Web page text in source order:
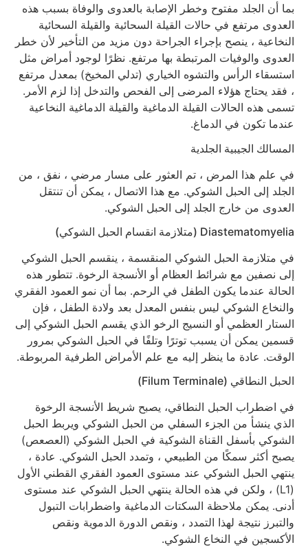
بما أن الجلد مفتوح وخطر الإصابة بالعدوى والوفاة بسبب هذه
العدوى مرتفع في حالات القيلة السحائية والقيلة السحائية
النخاعية ، ينصح بإجراء الجراحة دون مزيد من التأخير لأن خطر
العدوى والوفيات المرتبطة بها مرتفع. نظرًا لوجود أمراض مثل
استسقاء الرأس والتشوه الخياري (تدلي المخيخ) بمعدل مرتفع
، فقد يحتاج هؤلاء المرضى إلى الفحص والتدخل إذا لزم الأمر.
تسمى هذه الحالات القيلة الدماغية والقيلة الدماغية النخاعية
عندما تكون في الدماغ.
المسالك الجيبية الجلدية
في علم هذا المرض ، تم العثور على مسار مرضي ، نفق ، من
الجلد إلى الحبل الشوكي. مع هذا الاتصال ، يمكن أن تنتقل
العدوى من خارج الجلد إلى الحبل الشوكي.
Diastematomyelia (متلازمة انقسام الحبل الشوكي)
في متلازمة الحبل الشوكي المنقسمة ، ينقسم الحبل الشوكي
إلى نصفين مع شرائط العظام أو الأنسجة الرخوة. تتطور هذه
الحالة عندما يكون الطفل في الرحم. بما أن نمو العمود الفقري
والنخاع الشوكي ليس بنفس المعدل بعد ولادة الطفل ، فإن
الستار العظمي أو النسيج الرخو الذي يقسم الحبل الشوكي إلى
قسمين يمكن أن يسبب توترًا وتلفًا في الحبل الشوكي بمرور
الوقت. عادة ما ينظر إليه مع علم الأمراض الطرفية المربوطة.
الحبل النطاقي (Filum Terminale)
في اضطراب الحبل النطاقي، يصبح شريط الأنسجة الرخوة
الذي ينشأ من الجزء السفلي من الحبل الشوكي ويربط الحبل
الشوكي بأسفل القناة الشوكية في الحبل الشوكي (العصعص)
يصبح أكثر سمكًا من الطبيعي ، وتمدد الحبل الشوكي. عادة ،
ينتهي الحبل الشوكي عند مستوى العمود الفقري القطني الأول
(L1) ، ولكن في هذه الحالة ينتهي الحبل الشوكي عند مستوى
أدنى. يمكن ملاحظة السكتات الدماغية واضطرابات التبول
والتبرز نتيجة لهذا التمدد ، ونقص الدورة الدموية ونقص
الأكسجين في النخاع الشوكي.